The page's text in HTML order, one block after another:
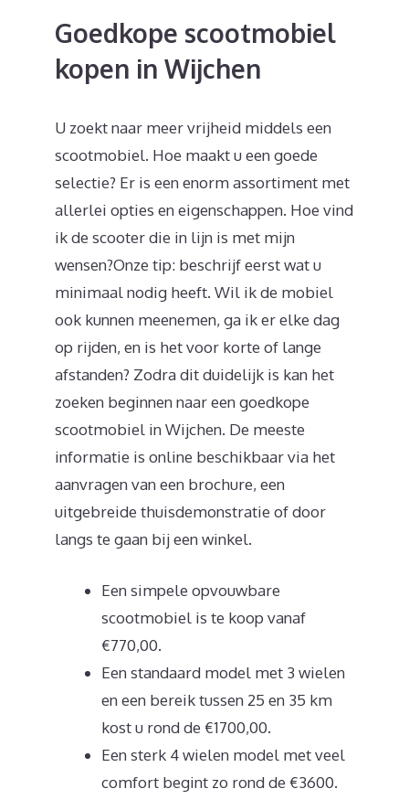
Goedkope scootmobiel
kopen in Wijchen
U zoekt naar meer vrijheid middels een
scootmobiel. Hoe maakt u een goede
selectie? Er is een enorm assortiment met
allerlei opties en eigenschappen. Hoe vind
ik de scooter die in lijn is met mijn
wensen?Onze tip: beschrijf eerst wat u
minimaal nodig heeft. Wil ik de mobiel
ook kunnen meenemen, ga ik er elke dag
op rijden, en is het voor korte of lange
afstanden? Zodra dit duidelijk is kan het
zoeken beginnen naar een goedkope
scootmobiel in Wijchen. De meeste
informatie is online beschikbaar via het
aanvragen van een brochure, een
uitgebreide thuisdemonstratie of door
langs te gaan bij een winkel.
Een simpele opvouwbare
scootmobiel is te koop vanaf
€770,00.
Een standaard model met 3 wielen
en een bereik tussen 25 en 35 km
kost u rond de €1700,00.
Een sterk 4 wielen model met veel
comfort begint zo rond de €3600.